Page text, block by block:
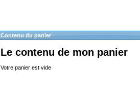
Contenu du panier
Le contenu de mon panier
Votre panier est vide